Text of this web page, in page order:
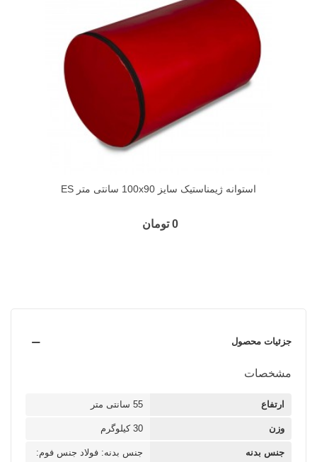
استوانه ژیمناستیک سایز 100x90 سانتی متر ES
0 تومان
جزئیات محصول
مشخصات
ارتفاع 55 سانتی متر
وزن 30 کیلوگرم
جنس بدنه جنس بدنه: فولاد جنس فوم: